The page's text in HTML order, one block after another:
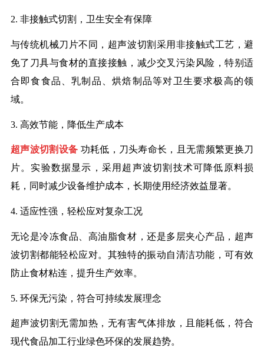
2. 非接触式切割，卫生安全有保障
与传统机械刀片不同，超声波切割采用非接触式工艺，避
免了刀具与食材的直接接触，减少交叉污染风险，特别适
合即食食品、乳制品、烘焙制品等对卫生要求极高的领
域。
3. 高效节能，降低生产成本
超声波切割设备 功耗低，刀头寿命长，且无需频繁更换刀
片。实验数据显示，采用超声波切割技术可降低原料损
耗，同时减少设备维护成本，长期使用经济效益显著。
4. 适应性强，轻松应对复杂工况
无论是冷冻食品、高油脂食材，还是多层夹心产品，超声
波切割都能轻松应对。其独特的振动自清洁功能，可有效
防止食材粘连，提升生产效率。
5. 环保无污染，符合可持续发展理念
超声波切割无需加热，无有害气体排放，且能耗低，符合
现代食品加工行业绿色环保的发展趋势。